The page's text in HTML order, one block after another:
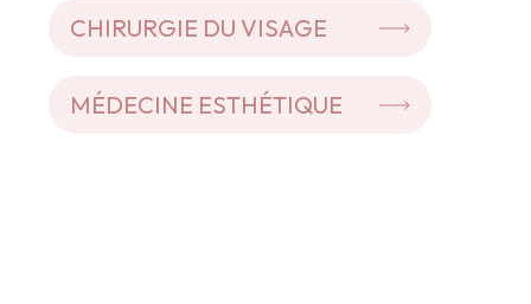
CHIRURGIE DU VISAGE
MÉDECINE ESTHÉTIQUE